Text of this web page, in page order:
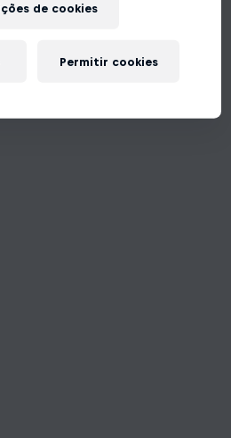
aquide cookies
Permitir cookies